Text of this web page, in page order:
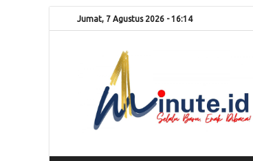
Jumat, 7 Agustus 2026 - 16:14